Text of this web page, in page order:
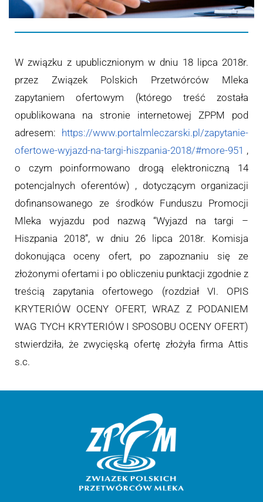
W związku z upublicznionym w dniu 18 lipca 2018r.
przez Związek Polskich Przetwórców Mleka
zapytaniem ofertowym (którego treść została
opublikowana na stronie internetowej ZPPM pod
adresem: https://www.portalmleczarski.pl/zapytanie-
ofertowe-wyjazd-na-targi-hiszpania-2018/#more-951 ,
o czym poinformowano drogą elektroniczną 14
potencjalnych oferentów) , dotyczącym organizacji
dofinansowanego ze środków Funduszu Promocji
Mleka wyjazdu pod nazwą “Wyjazd na targi –
Hiszpania 2018”, w dniu 26 lipca 2018r. Komisja
dokonująca oceny ofert, po zapoznaniu się ze
złożonymi ofertami i po obliczeniu punktacji zgodnie z
treścią zapytania ofertowego (rozdział VI. OPIS
KRYTERIÓW OCENY OFERT, WRAZ Z PODANIEM
WAG TYCH KRYTERIÓW I SPOSOBU OCENY OFERT)
stwierdziła, że zwycięską ofertę złożyła firma Attis
s.c.